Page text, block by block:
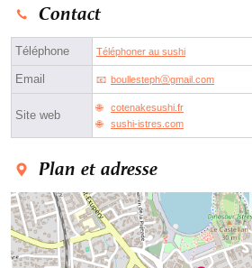
Contact
Téléphone Téléphoner au sushi
Email boullestephⓐgmail.com
Site web
cotenakesushi.fr
sushi-istres.com
Plan et adresse